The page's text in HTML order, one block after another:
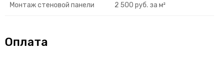
Монтаж стеновой панели 2 500 руб. за м²
Оплата